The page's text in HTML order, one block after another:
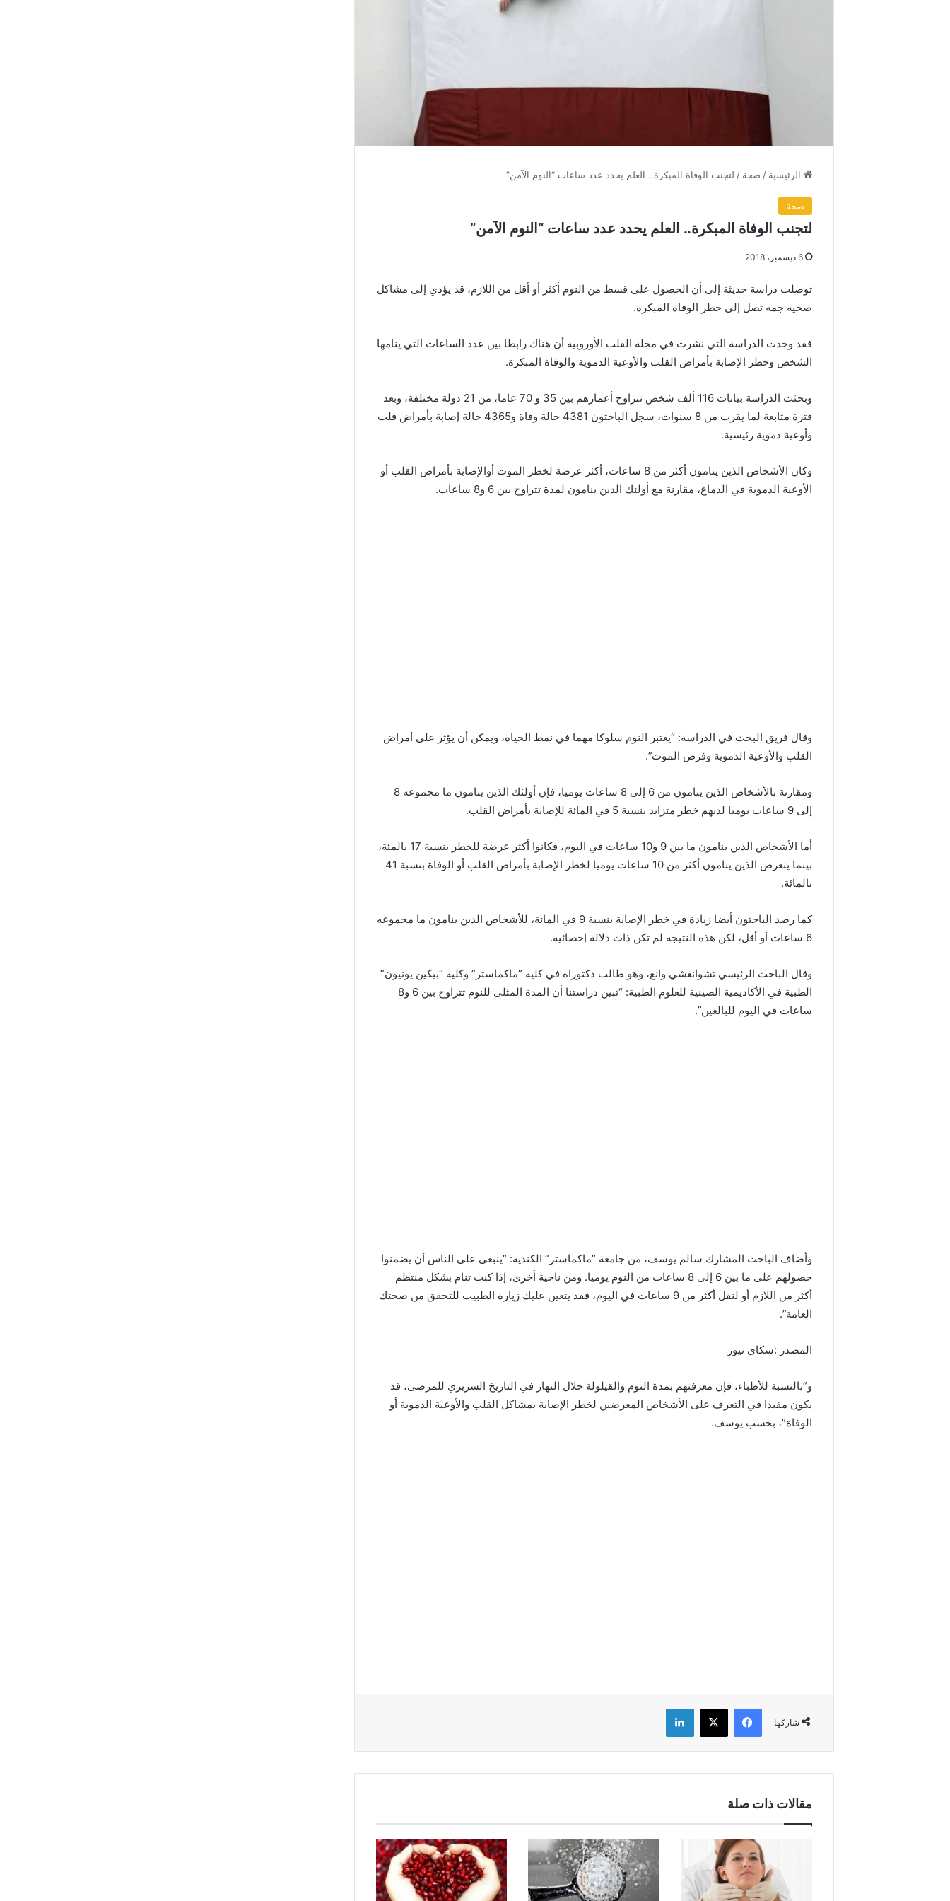
الرئيسية / صحة / لتجنب الوفاة المبكرة.. العلم يحدد عدد ساعات “النوم الآمن”
صحة
لتجنب الوفاة المبكرة.. العلم يحدد عدد ساعات “النوم الآمن”
6 ديسمبر، 2018
توصلت دراسة حديثة إلى أن الحصول على قسط من النوم أكثر أو أقل من اللازم، قد يؤدي إلى مشاكل
صحية جمة تصل إلى خطر الوفاة المبكرة.
فقد وجدت الدراسة التي نشرت في مجلة القلب الأوروبية أن هناك رابطا بين عدد الساعات التي ينامها
الشخص وخطر الإصابة بأمراض القلب والأوعية الدموية والوفاة المبكرة.
وبحثت الدراسة بيانات 116 ألف شخص تتراوح أعمارهم بين 35 و 70 عاما، من 21 دولة مختلفة، وبعد
فترة متابعة لما يقرب من 8 سنوات، سجل الباحثون 4381 حالة وفاة و4365 حالة إصابة بأمراض قلب
وأوعية دموية رئيسية.
وكان الأشخاص الذين ينامون أكثر من 8 ساعات، أكثر عرضة لخطر الموت أوالإصابة بأمراض القلب أو
الأوعية الدموية في الدماغ، مقارنة مع أولئك الذين ينامون لمدة تتراوح بين 6 و8 ساعات.
وقال فريق البحث في الدراسة: “يعتبر النوم سلوكا مهما في نمط الحياة، ويمكن أن يؤثر على أمراض
القلب والأوعية الدموية وفرص الموت”.
ومقارنة بالأشخاص الذين ينامون من 6 إلى 8 ساعات يوميا، فإن أولئك الذين ينامون ما مجموعه 8
إلى 9 ساعات يوميا لديهم خطر متزايد بنسبة 5 في المائة للإصابة بأمراض القلب.
أما الأشخاص الذين ينامون ما بين 9 و10 ساعات في اليوم، فكانوا أكثر عرضة للخطر بنسبة 17 بالمئة،
بينما يتعرض الذين ينامون أكثر من 10 ساعات يوميا لخطر الإصابة بأمراض القلب أو الوفاة بنسبة 41
بالمائة.
كما رصد الباحثون أيضا زيادة في خطر الإصابة بنسبة 9 في المائة، للأشخاص الذين ينامون ما مجموعه
6 ساعات أو أقل، لكن هذه النتيجة لم تكن ذات دلالة إحصائية.
وقال الباحث الرئيسي تشوانغشي وانغ، وهو طالب دكتوراه في كلية “ماكماستر” وكلية “بيكين يونيون”
الطبية في الأكاديمية الصينية للعلوم الطبية: “تبين دراستنا أن المدة المثلى للنوم تتراوح بين 6 و8
ساعات في اليوم للبالغين”.
وأضاف الباحث المشارك سالم يوسف، من جامعة “ماكماستر” الكندية: “ينبغي على الناس أن يضمنوا
حصولهم على ما بين 6 إلى 8 ساعات من النوم يوميا. ومن ناحية أخرى، إذا كنت تنام بشكل منتظم
أكثر من اللازم أو لنقل أكثر من 9 ساعات في اليوم، فقد يتعين عليك زيارة الطبيب للتحقق من صحتك
العامة”.
المصدر :سكاي نيوز
و”بالنسبة للأطباء، فإن معرفتهم بمدة النوم والقيلولة خلال النهار في التاريخ السريري للمرضى، قد
يكون مفيدا في التعرف على الأشخاص المعرضين لخطر الإصابة بمشاكل القلب والأوعية الدموية أو
الوفاة”، بحسب يوسف.
شاركها
فيسبوك X لينكدإن
مقالات ذات صلة